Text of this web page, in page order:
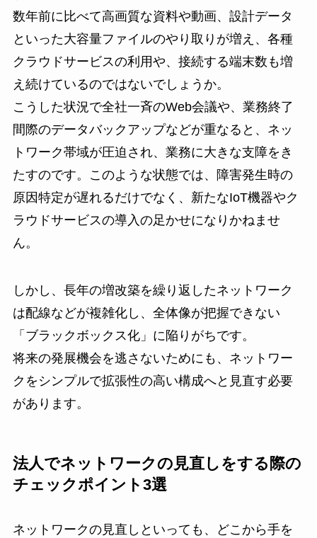
数年前に比べて高画質な資料や動画、設計データ
といった大容量ファイルのやり取りが増え、各種
クラウドサービスの利用や、接続する端末数も増
え続けているのではないでしょうか。
こうした状況で全社一斉のWeb会議や、業務終了
間際のデータバックアップなどが重なると、ネッ
トワーク帯域が圧迫され、業務に大きな支障をき
たすのです。このような状態では、障害発生時の
原因特定が遅れるだけでなく、新たなIoT機器やク
ラウドサービスの導入の足かせになりかねませ
ん。
しかし、長年の増改築を繰り返したネットワーク
は配線などが複雑化し、全体像が把握できない
「ブラックボックス化」に陥りがちです。
将来の発展機会を逃さないためにも、ネットワー
クをシンプルで拡張性の高い構成へと見直す必要
があります。
法人でネットワークの見直しをする際の
チェックポイント3選
ネットワークの見直しといっても、どこから手を